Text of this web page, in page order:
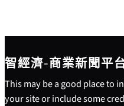
智經濟-商業新聞平
This may be a good place to
your site or include some